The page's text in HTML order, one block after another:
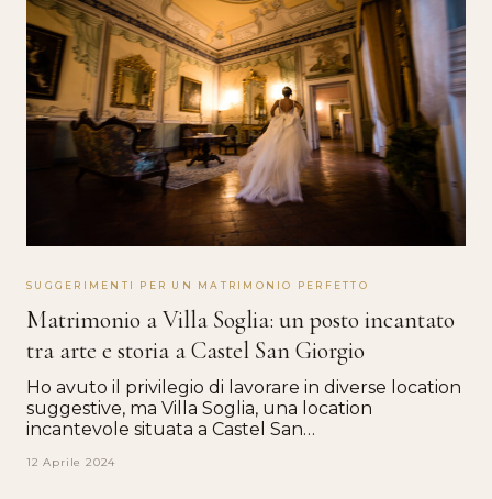
SUGGERIMENTI PER UN MATRIMONIO PERFETTO
Matrimonio a Villa Soglia: un posto incantato
tra arte e storia a Castel San Giorgio
Ho avuto il privilegio di lavorare in diverse location
suggestive, ma Villa Soglia, una location
incantevole situata a Castel San…
12 Aprile 2024